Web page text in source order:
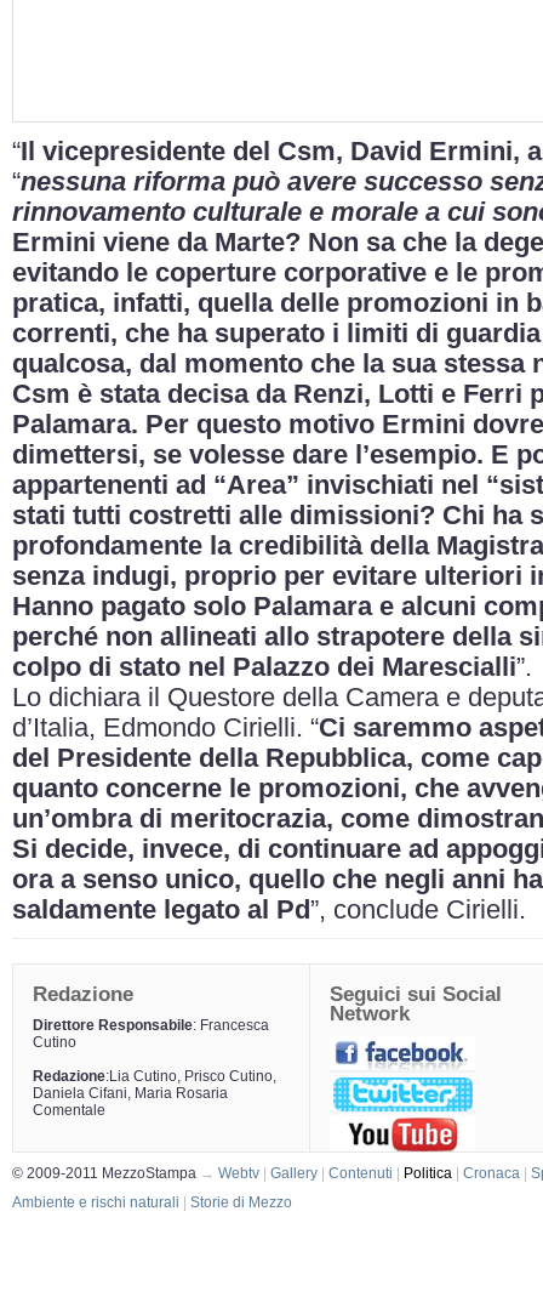
“Il vicepresidente del Csm, David Ermini,
“nessuna riforma può avere successo
rinnovamento culturale e morale a cui
Ermini viene da Marte? Non sa che la
evitando le coperture corporative e le
pratica, infatti, quella delle promozioni in
correnti, che ha superato i limiti di
qualcosa, dal momento che la sua stessa
Csm è stata decisa da Renzi, Lotti e Ferri
Palamara. Per questo motivo Ermini
dimettersi, se volesse dare l’esempio. E
appartenenti ad “Area” invischiati nel
stati tutti costretti alle dimissioni? Chi ha
profondamente la credibilità della
senza indugi, proprio per evitare ulteriori
Hanno pagato solo Palamara e alcuni
perché non allineati allo strapotere della
colpo di stato nel Palazzo dei Marescialli”.
Lo dichiara il Questore della Camera e
d’Italia, Edmondo Cirielli. “Ci saremmo
del Presidente della Repubblica, come
quanto concerne le promozioni, che
un’ombra di meritocrazia, come
Si decide, invece, di continuare ad
ora a senso unico, quello che negli anni
saldamente legato al Pd”, conclude Cirielli.
Redazione
Direttore Responsabile: Francesca
Cutino
Redazione:Lia Cutino, Prisco Cutino,
Daniela Cifani, Maria Rosaria
Comentale
Seguici sui Social
Network
© 2009-2011 MezzoStampa → Webtv Gallery Contenuti Politica Cronaca
Ambiente e rischi naturali Storie di Mezzo